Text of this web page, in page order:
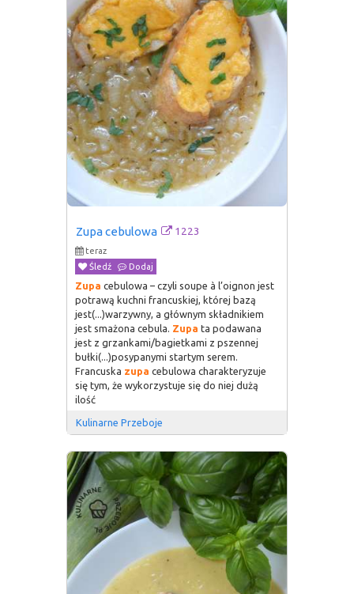
Zupa cebulowa 1223
teraz
Śledź
Dodaj
Zupa cebulowa – czyli soupe à l’oignon jest
potrawą kuchni francuskiej, której bazą
jest(...)warzywny, a głównym składnikiem
jest smażona cebula. Zupa ta podawana
jest z grzankami/bagietkami z pszennej
bułki(...)posypanymi startym serem.
Francuska zupa cebulowa charakteryzuje
się tym, że wykorzystuje się do niej dużą
ilość
Kulinarne Przeboje